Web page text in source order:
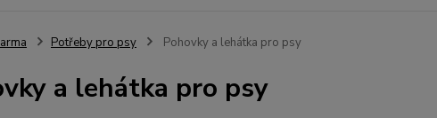
Potřeby pro psy Pohovky a lehátka pro psy
a lehátka pro psy